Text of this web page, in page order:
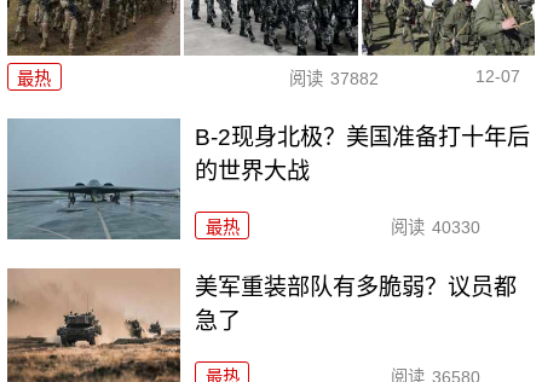
最热 阅读 37882 12-07
B-2现身北极？美国准备打十年后
的世界大战
最热 阅读 40330
美军重装部队有多脆弱？议员都
急了
最热 阅读 36580